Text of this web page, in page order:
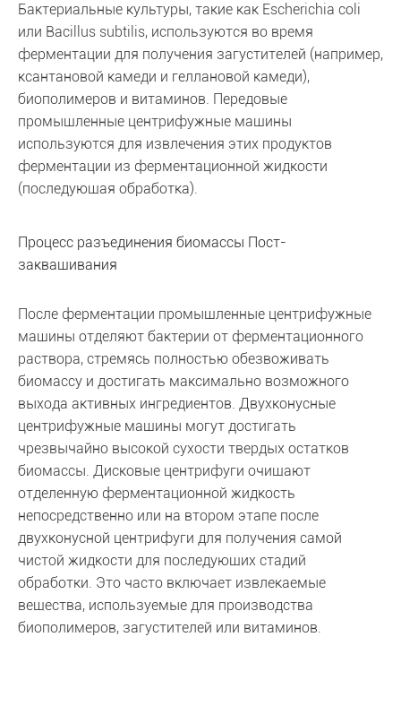
Бактериальные культуры, такие как Escherichia coli
или Bacillus subtilis, используются во время
ферментации для получения загустителей (например,
ксантановой камеди и геллановой камеди),
биополимеров и витаминов. Передовые
промышленные центрифужные машины
используются для извлечения этих продуктов
ферментации из ферментационной жидкости
(последующая обработка).
Процесс разъединения биомассы Пост-
заквашивания
После ферментации промышленные центрифужные
машины отделяют бактерии от ферментационного
раствора, стремясь полностью обезвоживать
биомассу и достигать максимально возможного
выхода активных ингредиентов. Двухконусные
центрифужные машины могут достигать
чрезвычайно высокой сухости твердых остатков
биомассы. Дисковые центрифуги очищают
отделенную ферментационной жидкость
непосредственно или на втором этапе после
двухконусной центрифуги для получения самой
чистой жидкости для последующих стадий
обработки. Это часто включает извлекаемые
вещества, используемые для производства
биополимеров, загустителей или витаминов.